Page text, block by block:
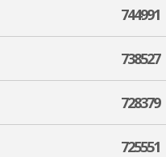
744991
738527
728379
725551